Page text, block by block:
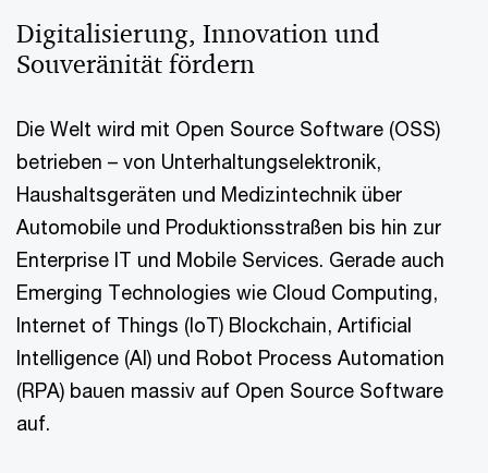
Digitalisierung, Innovation und
Souveränität fördern
Die Welt wird mit Open Source Software (OSS)
betrieben – von Unterhaltungselektronik,
Haushaltsgeräten und Medizintechnik über
Automobile und Produktionsstraßen bis hin zur
Enterprise IT und Mobile Services. Gerade auch
Emerging Technologies wie Cloud Computing,
Internet of Things (IoT) Blockchain, Artificial
Intelligence (AI) und Robot Process Automation
(RPA) bauen massiv auf Open Source Software
auf.